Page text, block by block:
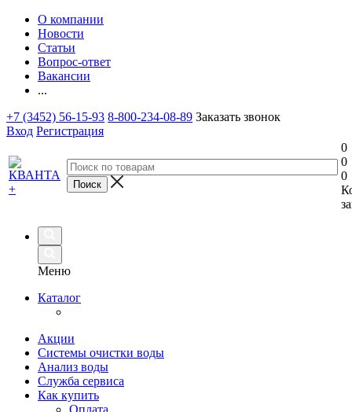
О компании
Новости
Статьи
Вопрос-ответ
Вакансии
...
+7 (3452) 56-15-93 8-800-234-08-89 Заказать звонок
Вход Регистрация
0
0
0
Меню
Каталог
Акции
Системы очистки воды
Анализ воды
Служба сервиса
Как купить
Оплата